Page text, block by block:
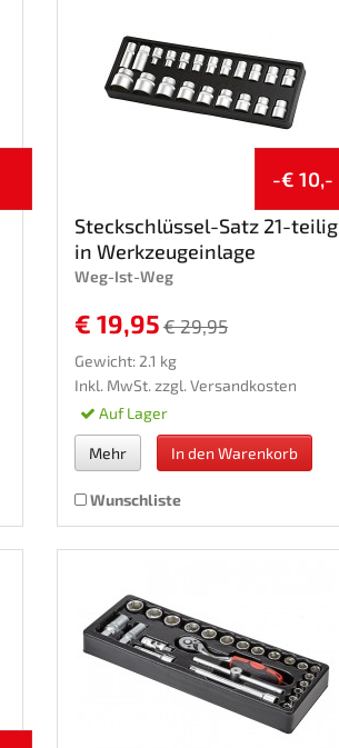
-€ 10,-
Steckschlüssel-Satz 21-teilig
in Werkzeugeinlage
Weg-Ist-Weg
€ 19,95 € 29,95
Gewicht: 2.1 kg
Inkl. MwSt. zzgl. Versandkosten
Auf Lager
Mehr In den Warenkorb
Wunschliste